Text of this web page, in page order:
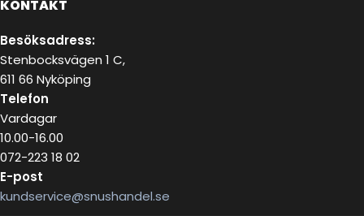
KONTAKT
Besöksadress:
Stenbocksvägen 1 C,
611 66 Nyköping
Telefon
Vardagar
10.00-16.00
072-223 18 02
E-post
kundservice@snushandel.se